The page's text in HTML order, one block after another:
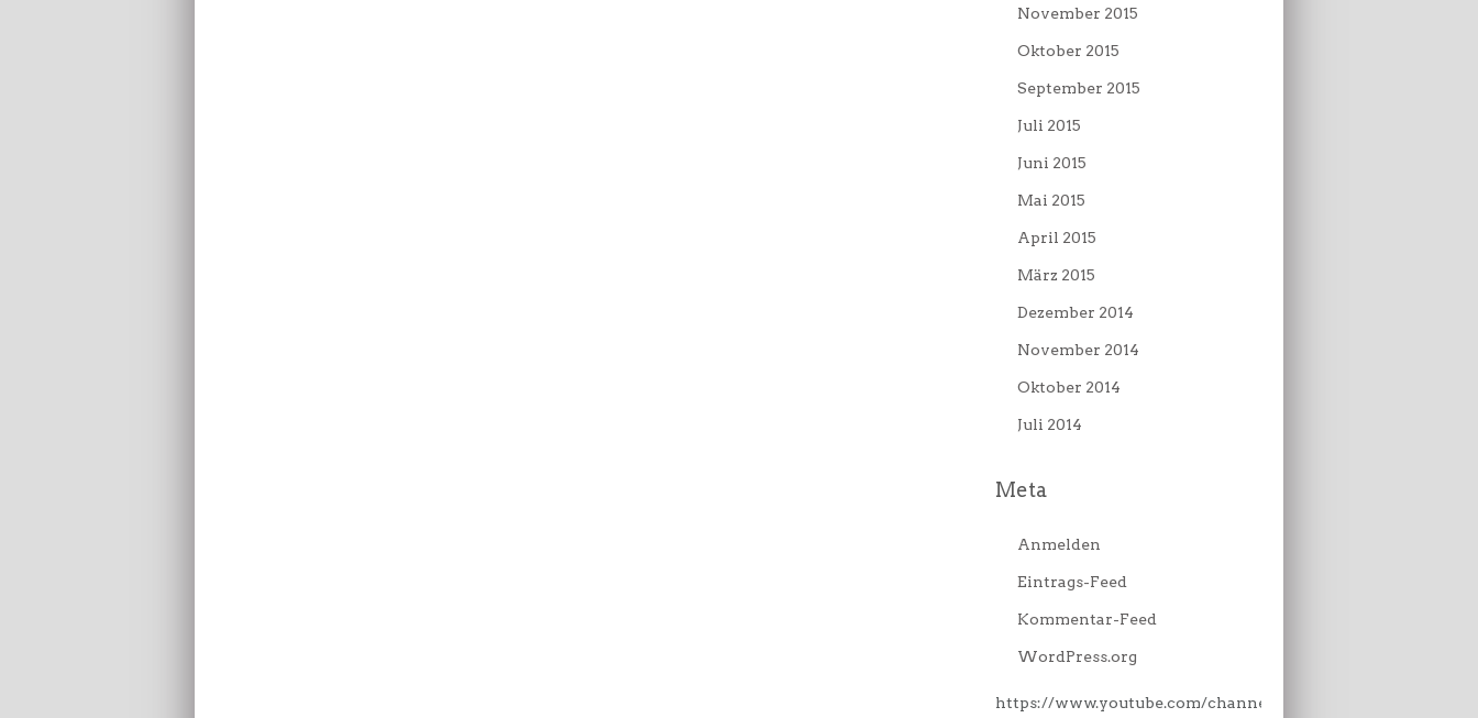
November 2015
Oktober 2015
September 2015
Juli 2015
Juni 2015
Mai 2015
April 2015
März 2015
Dezember 2014
November 2014
Oktober 2014
Juli 2014
Meta
Anmelden
Eintrags-Feed
Kommentar-Feed
WordPress.org
https://www.youtube.com/channe